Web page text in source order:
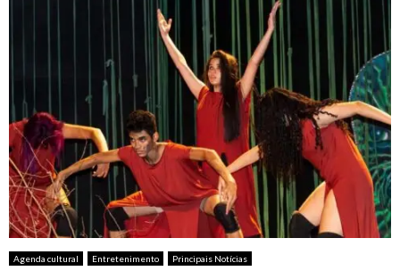
Agenda cultural Entretenimento Principais Notícias